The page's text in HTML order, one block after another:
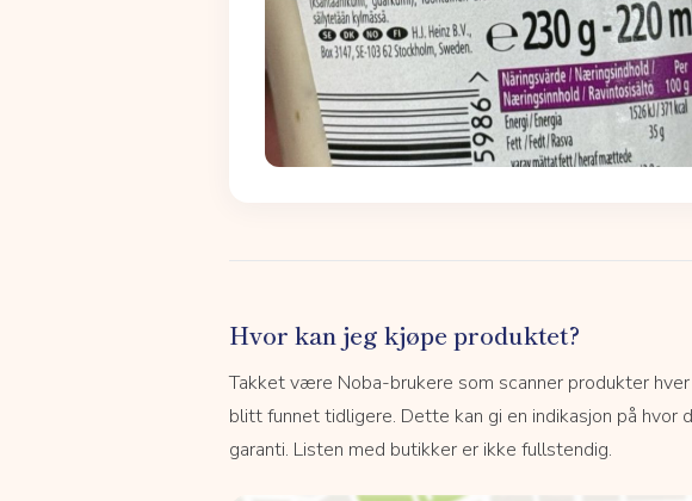
Hvor kan jeg kjøpe produktet?
Takket være Noba-brukere som scanner produkter
blitt funnet tidligere. Dette kan gi en indikasjon på hvor
garanti. Listen med butikker er ikke fullstendig.